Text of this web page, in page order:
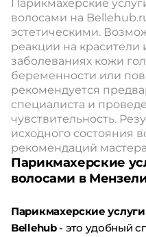
Парикмахерские
волосами на
эстетическими.
реакции на красители
заболеваниях кожи
беременности или
рекомендуется
специалиста и
чувствительность.
исходного состояния
рекомендаций
Парикмахерские
волосами в
Парикмахерские
Bellehub- это удобный